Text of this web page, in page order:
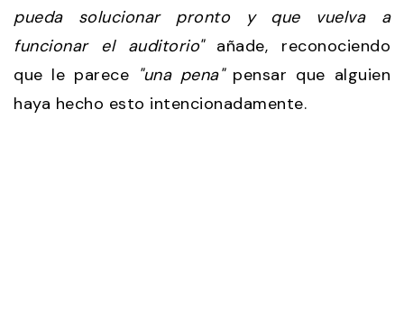
pueda solucionar pronto y que vuelva a
funcionar el auditorio"añade, reconociendo
que le parece "una pena"pensar que alguien
haya hecho esto intencionadamente.